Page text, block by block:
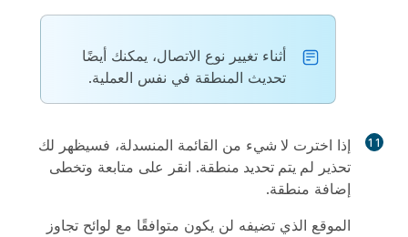
أثناء تغيير نوع الاتصال، يمكنك أيضًا
تحديث المنطقة في نفس العملية.
11 إذا اخترت لا شيء من القائمة المنسدلة، فسيظهر لك
تحذير لم يتم تحديد منطقة. انقر على متابعة وتخطى
إضافة منطقة.
الموقع الذي تضيفه لن يكون متوافقًا مع لوائح تجاوز